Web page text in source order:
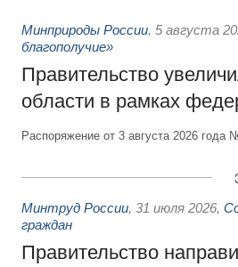
Минприроды России, 5 августа
благополучие»
Правительство
области в рамках
Распоряжение от 3 августа 2026 года
Минтруд России, 31 июля 2026,
граждан
Правительство